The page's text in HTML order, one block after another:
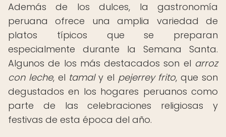
Además de los dulces, la gastronomía
peruana ofrece una amplia variedad de
platos típicos que se preparan
especialmente durante la Semana Santa.
Algunos de los más destacados son el arroz
con leche, el tamaly el pejerrey frito, que son
degustados en los hogares peruanos como
parte de las celebraciones religiosas y
festivas de esta época del año.